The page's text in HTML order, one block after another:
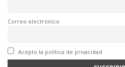
Correo electrónico
Acepto la política de privacidad